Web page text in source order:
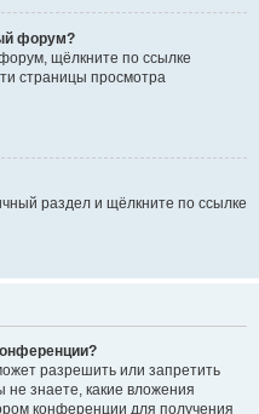
форум?
щёлкните по ссылке
страницы просмотра
раздел и щёлкните по ссылке
разрешить или запретить
знаете, какие вложения
конференции для получения